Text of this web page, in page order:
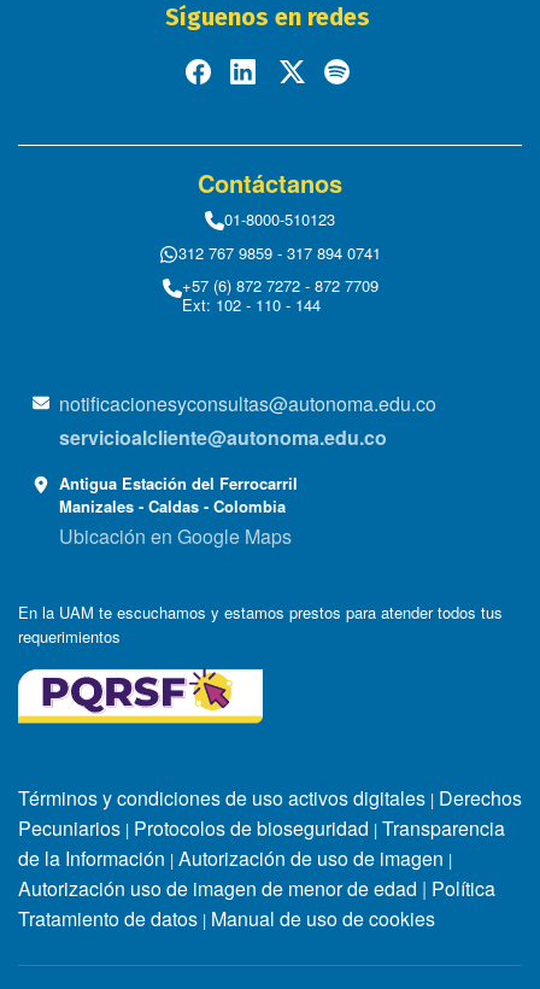
Síguenos en redes
Contáctanos
01-8000-510123
312 767 9859 - 317 894 0741
+57 (6) 872 7272 - 872 7709
Ext: 102 - 110 - 144
notificacionesyconsultas@autonoma.edu.co
servicioalcliente@autonoma.edu.co
Antigua Estación del Ferrocarril
Manizales - Caldas - Colombia
Ubicación en Google Maps
En la UAM te escuchamos y estamos prestos para atender todos tus
requerimientos
Términos y condiciones de uso activos digitales | Derechos
Pecuniarios | Protocolos de bioseguridad | Transparencia
de la Información | Autorización de uso de imagen |
Autorización uso de imagen de menor de edad | Política
Tratamiento de datos | Manual de uso de cookies